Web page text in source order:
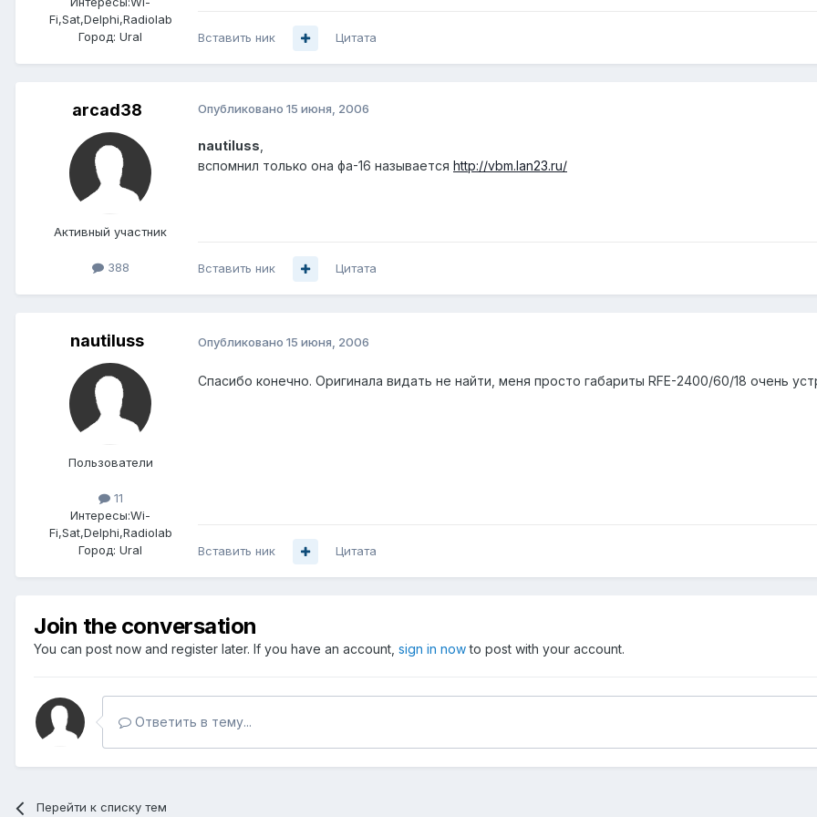
Fi,Sat,Delphi,Radiolab
Город: Ural Вставить ник Цитата
arcad38
Активный участник
388
Опубликовано 15 июня, 2006
nautiluss
вспомнил только она фа-16 называется http://vbm.lan23.ru/
Вставить ник Цитата
nautiluss
Пользователи
11
Интересы:Wi-
Fi,Sat,Delphi,Radiolab
Город: Ural
Опубликовано 15 июня, 2006
Спасибо конечно. Оригинала видать не найти, меня просто габариты RFE-2400/60/18 очень
Вставить ник Цитата
Join the conversation
You can post now and register later. If you have an account, sign in nowto post with your account.
Ответить в тему...
Перейти к списку тем